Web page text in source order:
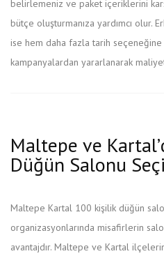
belirlemeniz ve paket içeriklerini
bütçe oluşturmanıza yardımcı olur.
ise hem daha fazla tarih
kampanyalardan yararlanarak
Maltepe ve
Düğün Salonu
Maltepe Kartal 100 kişilik düğün
organizasyonlarında misafirlerin
avantajdır. Maltepe ve Kartal